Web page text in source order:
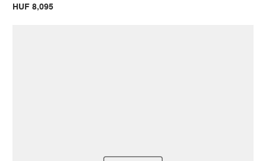
Price
HUF 8,095